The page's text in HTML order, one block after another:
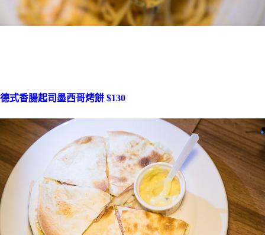
德式香腸起司墨西哥烤餅 $130